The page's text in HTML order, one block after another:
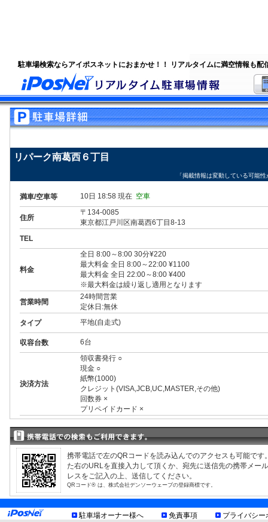
駐車場検索ならアイポスネットにおまかせ！！ リアルタイムに満空情報も配
リパーク南葛西６丁目
「掲載情報は変動している可能
満車/空車等 10日 18:58 現在 空車
住所
〒134-0085
東京都江戸川区南葛西6丁目8-13
TEL
料金
全日 8:00～8:00 30分¥220
最大料金 全日 8:00～22:00 ¥1100
最大料金 全日 22:00～8:00 ¥400
※最大料金は繰り返し適用となります
営業時間
24時間営業
定休日:無休
タイプ
平地(自走式)
収容台数 6台
決済方法
領収書発行 ○
現金 ○
紙幣(1000)
クレジット(VISA,JCB,UC,MASTER,その他)
回数券 ×
プリペイドカード ×
制限事項
3ナンバー ○
RV ○
1BOX ○
高 2.00m まで
幅 1.90m まで
長 5.00m まで
重量 2.00t まで
最低地上高15cm
お知らせ
携帯電話で左のQRコードを読み込んでのアクセスも可能です
た右のURLを直接入力して頂くか、宛先に送信先の携帯メー
レスをご記入の上、送信してください。
QRコード® は、株式会社デンソーウェーブの登録商標です。
駐車場オーナー様へ 免責事項 プライバシー